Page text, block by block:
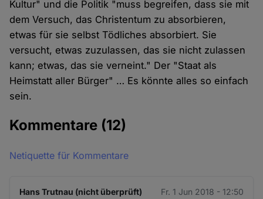
Kultur" und die Politik "muss begreifen, dass sie mit
dem Versuch, das Christentum zu absorbieren,
etwas für sie selbst Tödliches absorbiert. Sie
versucht, etwas zuzulassen, das sie nicht zulassen
kann; etwas, das sie verneint." Der "Staat als
Heimstatt aller Bürger" … Es könnte alles so einfach
sein.
Kommentare (12)
Netiquette für Kommentare
Hans Trutnau (nicht überprüft) Fr. 1 Jun 2018 - 12:50